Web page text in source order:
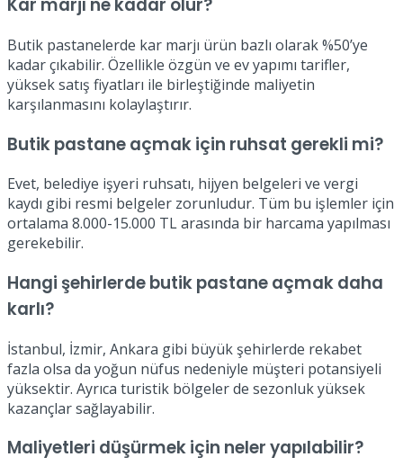
Kar marjı ne kadar olur?
Butik pastanelerde kar marjı ürün bazlı olarak %50’ye
kadar çıkabilir. Özellikle özgün ve ev yapımı tarifler,
yüksek satış fiyatları ile birleştiğinde maliyetin
karşılanmasını kolaylaştırır.
Butik pastane açmak için ruhsat gerekli mi?
Evet, belediye işyeri ruhsatı, hijyen belgeleri ve vergi
kaydı gibi resmi belgeler zorunludur. Tüm bu işlemler için
ortalama 8.000-15.000 TL arasında bir harcama yapılması
gerekebilir.
Hangi şehirlerde butik pastane açmak daha
karlı?
İstanbul, İzmir, Ankara gibi büyük şehirlerde rekabet
fazla olsa da yoğun nüfus nedeniyle müşteri potansiyeli
yüksektir. Ayrıca turistik bölgeler de sezonluk yüksek
kazançlar sağlayabilir.
Maliyetleri düşürmek için neler yapılabilir?